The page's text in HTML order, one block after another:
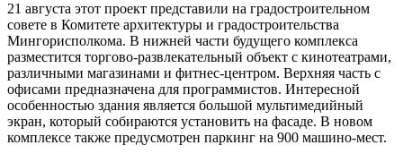
21 августа этот проект представили на градостроительном
совете в Комитете архитектуры и градостроительства
Мингорисполкома. В нижней части будущего комплекса
разместится торгово-развлекательный объект с кинотеатрами,
различными магазинами и фитнес-центром. Верхняя часть с
офисами предназначена для программистов. Интересной
особенностью здания является большой мультимедийный
экран, который собираются установить на фасаде. В новом
комплексе также предусмотрен паркинг на 900 машино-мест.